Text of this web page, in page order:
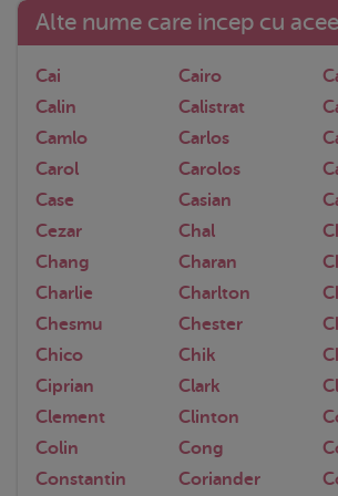
Alte nume care incep cu
Cai Cairo
Calin
Calistrat
Camlo
Carlos
Carol
Carolos
Case
Casian
Cezar
Chal
Chang
Charan
Charlie
Charlton
Chesmu
Chester
Chico
Chik
Ciprian
Clark
Clement
Clinton
Colin
Cong
Constantin
Coriander